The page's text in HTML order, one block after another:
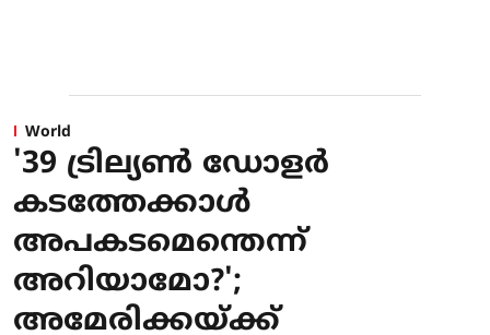
World
'39 ട്രില്യണ്‍ ഡോളര്‍
കടത്തേക്കാള്‍
അപകടമെന്തെന്ന്
അറിയാമോ?';
അമേരിക്കയ്ക്ക്